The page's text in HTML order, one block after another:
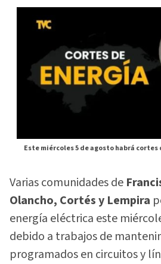
Este miércoles 5 de agosto habrá cortes
Varias comunidades de
Olancho, Cortés y Lempira
energía eléctrica este
debido a trabajos de
programados en circuitos y